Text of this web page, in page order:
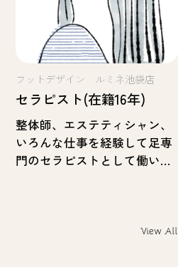
フットデザイン ルミネ池袋店
セラピスト(在籍16年)
整体師、エステティシャン、
いろんな仕事を経験して足専
門のセラピストとして働いて
んな人生とふれあっていま
View All